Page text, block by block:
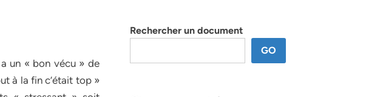
un « bon vécu » de
à la fin c’était top »
Rechercher un document
GO